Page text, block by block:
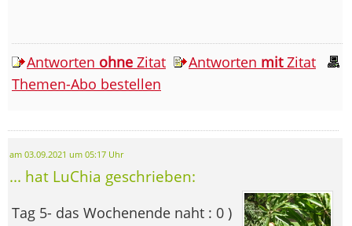
Antworten ohne Zitat Antworten mitZitat
Themen-Abo bestellen
am 03.09.2021 um 05:17 Uhr
... hat LuChia geschrieben:
Tag 5- das Wochenende naht : 0 )